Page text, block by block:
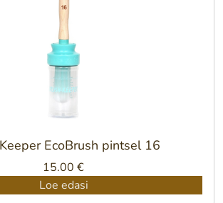
EcoBrush pintsel 16
15.00 €
Loe edasi